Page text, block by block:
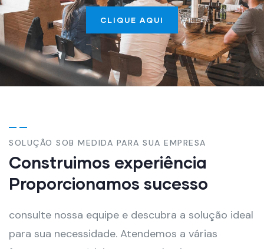
CLIQUE AQUI
SOLUÇÃO SOB MEDIDA PARA SUA EMPRESA
Construimos experiência
Proporcionamos sucesso
consulte nossa equipe e descubra a solução ideal
para sua necessidade. Atendemos a várias